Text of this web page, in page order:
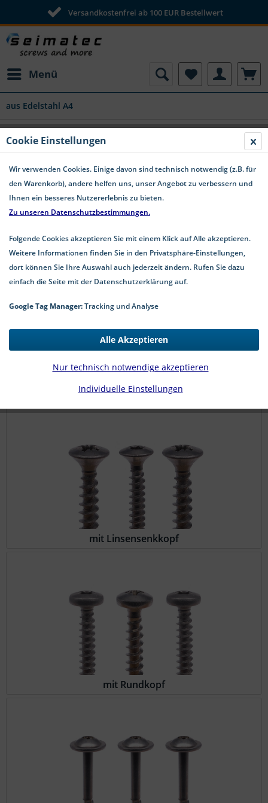
Versandkostenfrei ab 100 EUR Bestellwert
Menü
aus Edelstahl A4
Holzbauschrauben aus Edelstahl A4 | Ideal für
ihre DIY-Projekte im Außenbereich
Holzbauschrauben aus Edelstahl A4 Perfekt für den
Unsere Holzbauschrauben aus Edelstahl A4 sind speziell
für den Einsatz im...
mehr erfahren »
mit Senkkopf
mit Linsensenkkopf
mit Rundkopf
Cookie Einstellungen
Wir verwenden Cookies. Einige davon sind technisch notwendig (z.B. für
den Warenkorb), andere helfen uns, unser Angebot zu verbessern und
Ihnen ein besseres Nutzererlebnis zu bieten.
Zu unseren Datenschutzbestimmungen.
Folgende Cookies akzeptieren Sie mit einem Klick auf Alle akzeptieren.
Weitere Informationen finden Sie in den Privatsphäre-Einstellungen,
dort können Sie Ihre Auswahl auch jederzeit ändern. Rufen Sie dazu
einfach die Seite mit der Datenschutzerklärung auf.
Google Tag Manager:Tracking und Analyse
Individuelle Einstellungen
Nur technisch notwendige akzeptieren
Alle Akzeptieren